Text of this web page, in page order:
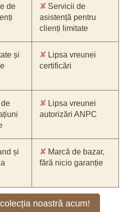
de
✘ Servicii de
asistență pentru
clienți limitate
și
✘ Lipsa vreunei
certificări
✘ Lipsa vreunei
autorizări ANPC
și
✘ Marcă de bazar,
fără nicio garanție
noastră acum!